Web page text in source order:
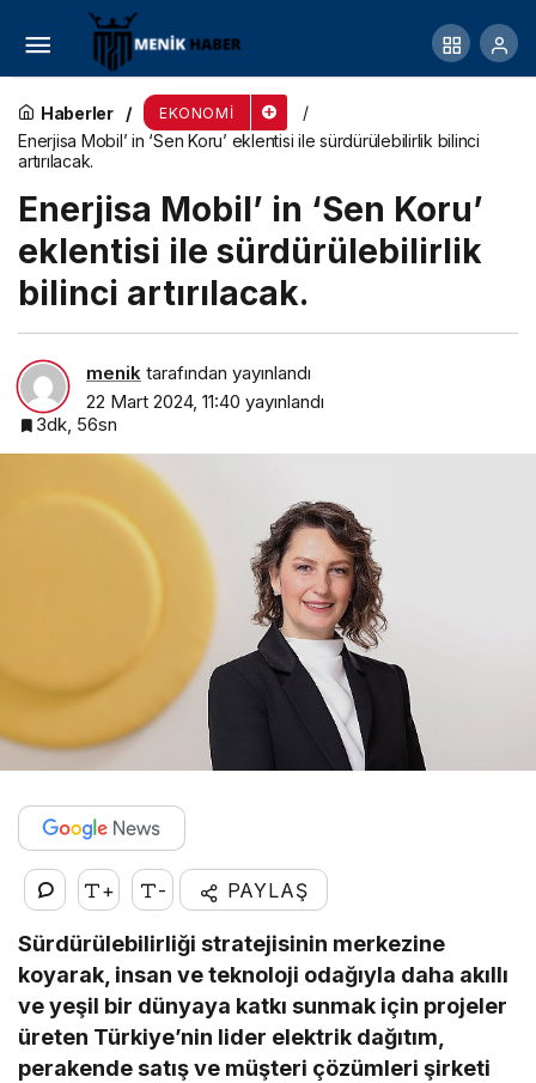
Haberler EKONOMI
Enerjisa Mobil’ in ‘Sen Koru’ eklentisi ile sürdürülebilirlik bilinci
artırılacak.
Enerjisa Mobil’ in ‘Sen Koru’
eklentisi ile sürdürülebilirlik
bilinci artırılacak.
menik tarafından yayınlandı
22 Mart 2024, 11:40 yayınlandı
3dk, 56sn
+ - PAYLAŞ
Sürdürülebilirliği stratejisinin merkezine
koyarak, insan ve teknoloji odağıyla daha akıllı
ve yeşil bir dünyaya katkı sunmak için projeler
üreten Türkiye’nin lider elektrik dağıtım,
perakende satış ve müşteri çözümleri şirketi
Anadolu Efes 2023 yılı finansal sonuçlarını